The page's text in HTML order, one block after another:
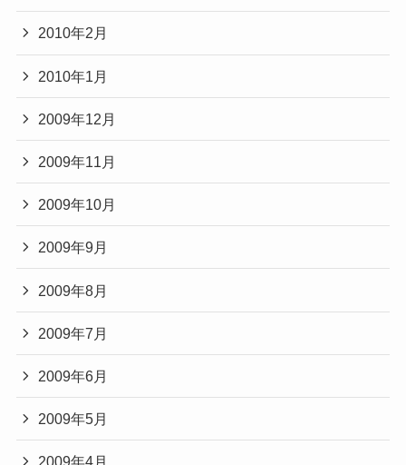
2010年2月
2010年1月
2009年12月
2009年11月
2009年10月
2009年9月
2009年8月
2009年7月
2009年6月
2009年5月
2009年4月